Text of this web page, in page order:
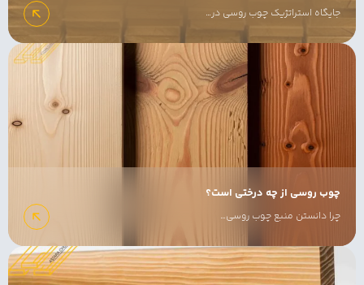
جایگاه استراتژیک چوب روسی در…
چوب روسی از چه درختی است؟
چرا دانستن منبع چوب روسی…